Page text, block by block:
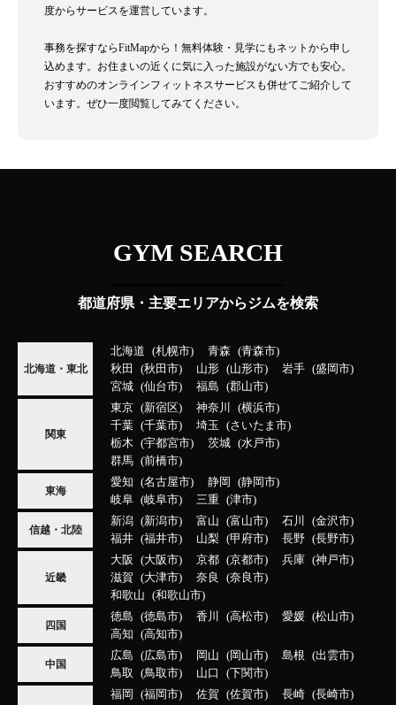
度からサービスを運営しています。
事務を探すならFitMapから！無料体験・見学にもネットから申し
込めます。お住まいの近くに気に入った施設がない方でも安心。
おすすめのオンラインフィットネスサービスも併せてご紹介して
います。ぜひ一度閲覧してみてください。
GYM SEARCH
都道府県・主要エリアからジムを検索
北海道・東北
北海道 札幌市 青森
青森市
秋田
秋田市 山形 山形市 岩手
盛岡市
宮城
仙台市 福島 郡山市
関東
東京 新宿区 神奈川
横浜市
千葉
千葉市 埼玉
さいたま市
栃木
宇都宮市 茨城
水戸市
群馬
前橋市
東海
愛知 名古屋市 静岡
静岡市
岐阜
岐阜市 三重 津市
信越・北陸
新潟 新潟市 富山 富山市 石川
金沢市
福井
福井市 山梨 甲府市 長野 長野市
近畿
大阪 大阪市 京都 京都市 兵庫
神戸市
滋賀
大津市 奈良
奈良市
和歌山
和歌山市
四国
徳島 徳島市 香川 高松市 愛媛
松山市
高知
高知市
中国
広島 広島市 岡山 岡山市 島根
出雲市
鳥取
鳥取市 山口 下関市
福岡 福岡市 佐賀 佐賀市 長崎
長崎市